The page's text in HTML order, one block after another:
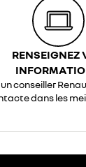
RENSEIGNEZ
un conseiller
dans les